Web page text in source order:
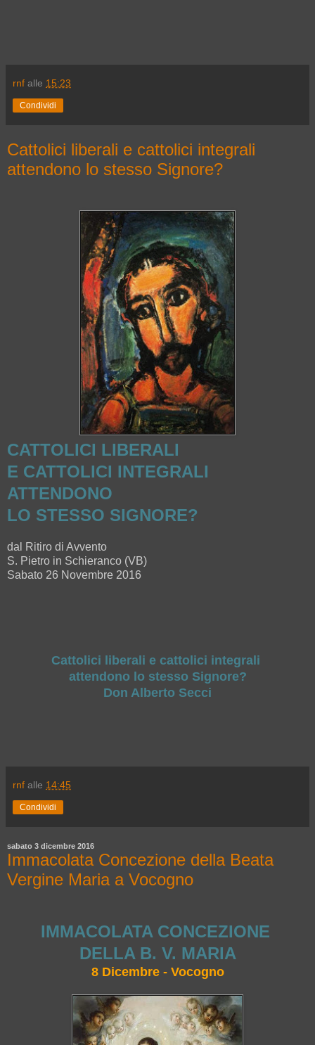
rnf alle 15:23
Condividi
Cattolici liberali e cattolici integrali
attendono lo stesso Signore?
CATTOLICI LIBERALI
E CATTOLICI INTEGRALI
ATTENDONO
LO STESSO SIGNORE?
dal Ritiro di Avvento
S. Pietro in Schieranco (VB)
Sabato 26 Novembre 2016
Cattolici liberali e cattolici integrali
attendono lo stesso Signore?
Don Alberto Secci
rnf alle 14:45
Condividi
sabato 3 dicembre 2016
Immacolata Concezione della Beata
Vergine Maria a Vocogno
IMMACOLATA CONCEZIONE
DELLA B. V. MARIA
8 Dicembre - Vocogno